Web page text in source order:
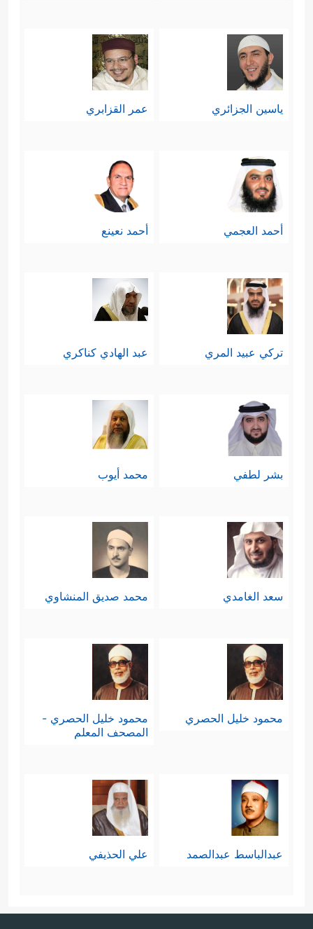
ياسين الجزائري عمر القزابري
أحمد العجمي أحمد نعينع
تركي عبيد المري عبد الهادي كناكري
بشر لطفي محمد أيوب
سعد الغامدي محمد صديق المنشاوي
محمود خليل الحصري
محمود خليل الحصري -
المصحف المعلم
عبدالباسط عبدالصمد علي الحذيفي